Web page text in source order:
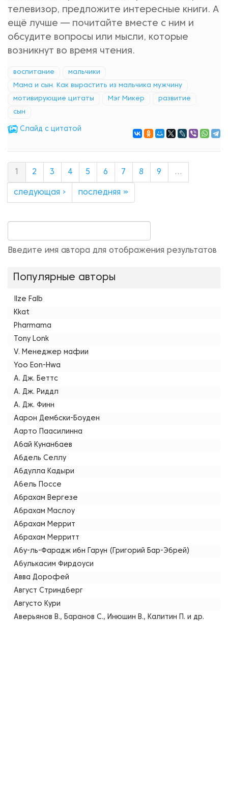
телевизор, предложите интересные книги. А
ещё лучше — почитайте вместе с ним и
обсудите вопросы или мысли, которые
возникнут во время чтения.
воспитание мальчики
Мама и сын. Как вырастить из мальчика мужчину
мотивирующие цитаты Мэг Микер развитие
сын
Cлайд с цитатой
2 3 4 5 6 7 8 9 …
следующая › последняя »
Введите имя автора для отображения результатов
Популярные авторы
Ilze Falb
Kkat
Pharmama
Tony Lonk
V. Менеджер мафии
Yoo Eon-Hwa
А. Дж. Беттс
А. Дж. Риддл
А. Дж. Финн
Аарон Дембски-Боуден
Аарто Паасилинна
Абай Кунанбаев
Абдель Селлу
Абдулла Кадыри
Абель Поссе
Абрахам Вергезе
Абрахам Маслоу
Абрахам Меррит
Абрахам Мерритт
Абу-ль-Фарадж ибн Гарун (Григорий Бар-Эбрей)
Абулькасим Фирдоуси
Авва Дорофей
Август Стриндберг
Августо Кури
Аверьянов В., Баранов С., Инюшин В., Калитин П. и др.